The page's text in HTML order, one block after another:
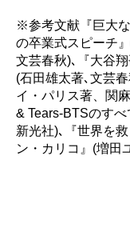
※参考文献『巨大
の卒業式スピーチ
文芸春秋)､『大谷
(石田雄太著､文芸
イ・パリス著、関
& Tears-BTSのす
新光社)､『世界を
ン・カリコ』(増田